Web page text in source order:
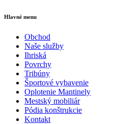
Hlavné menu
Obchod
Naše služby
Ihriská
Povrchy
Tribúny
Športové vybavenie
Oplotenie Mantinely
Mestský mobiliár
Pódia konštrukcie
Kontakt